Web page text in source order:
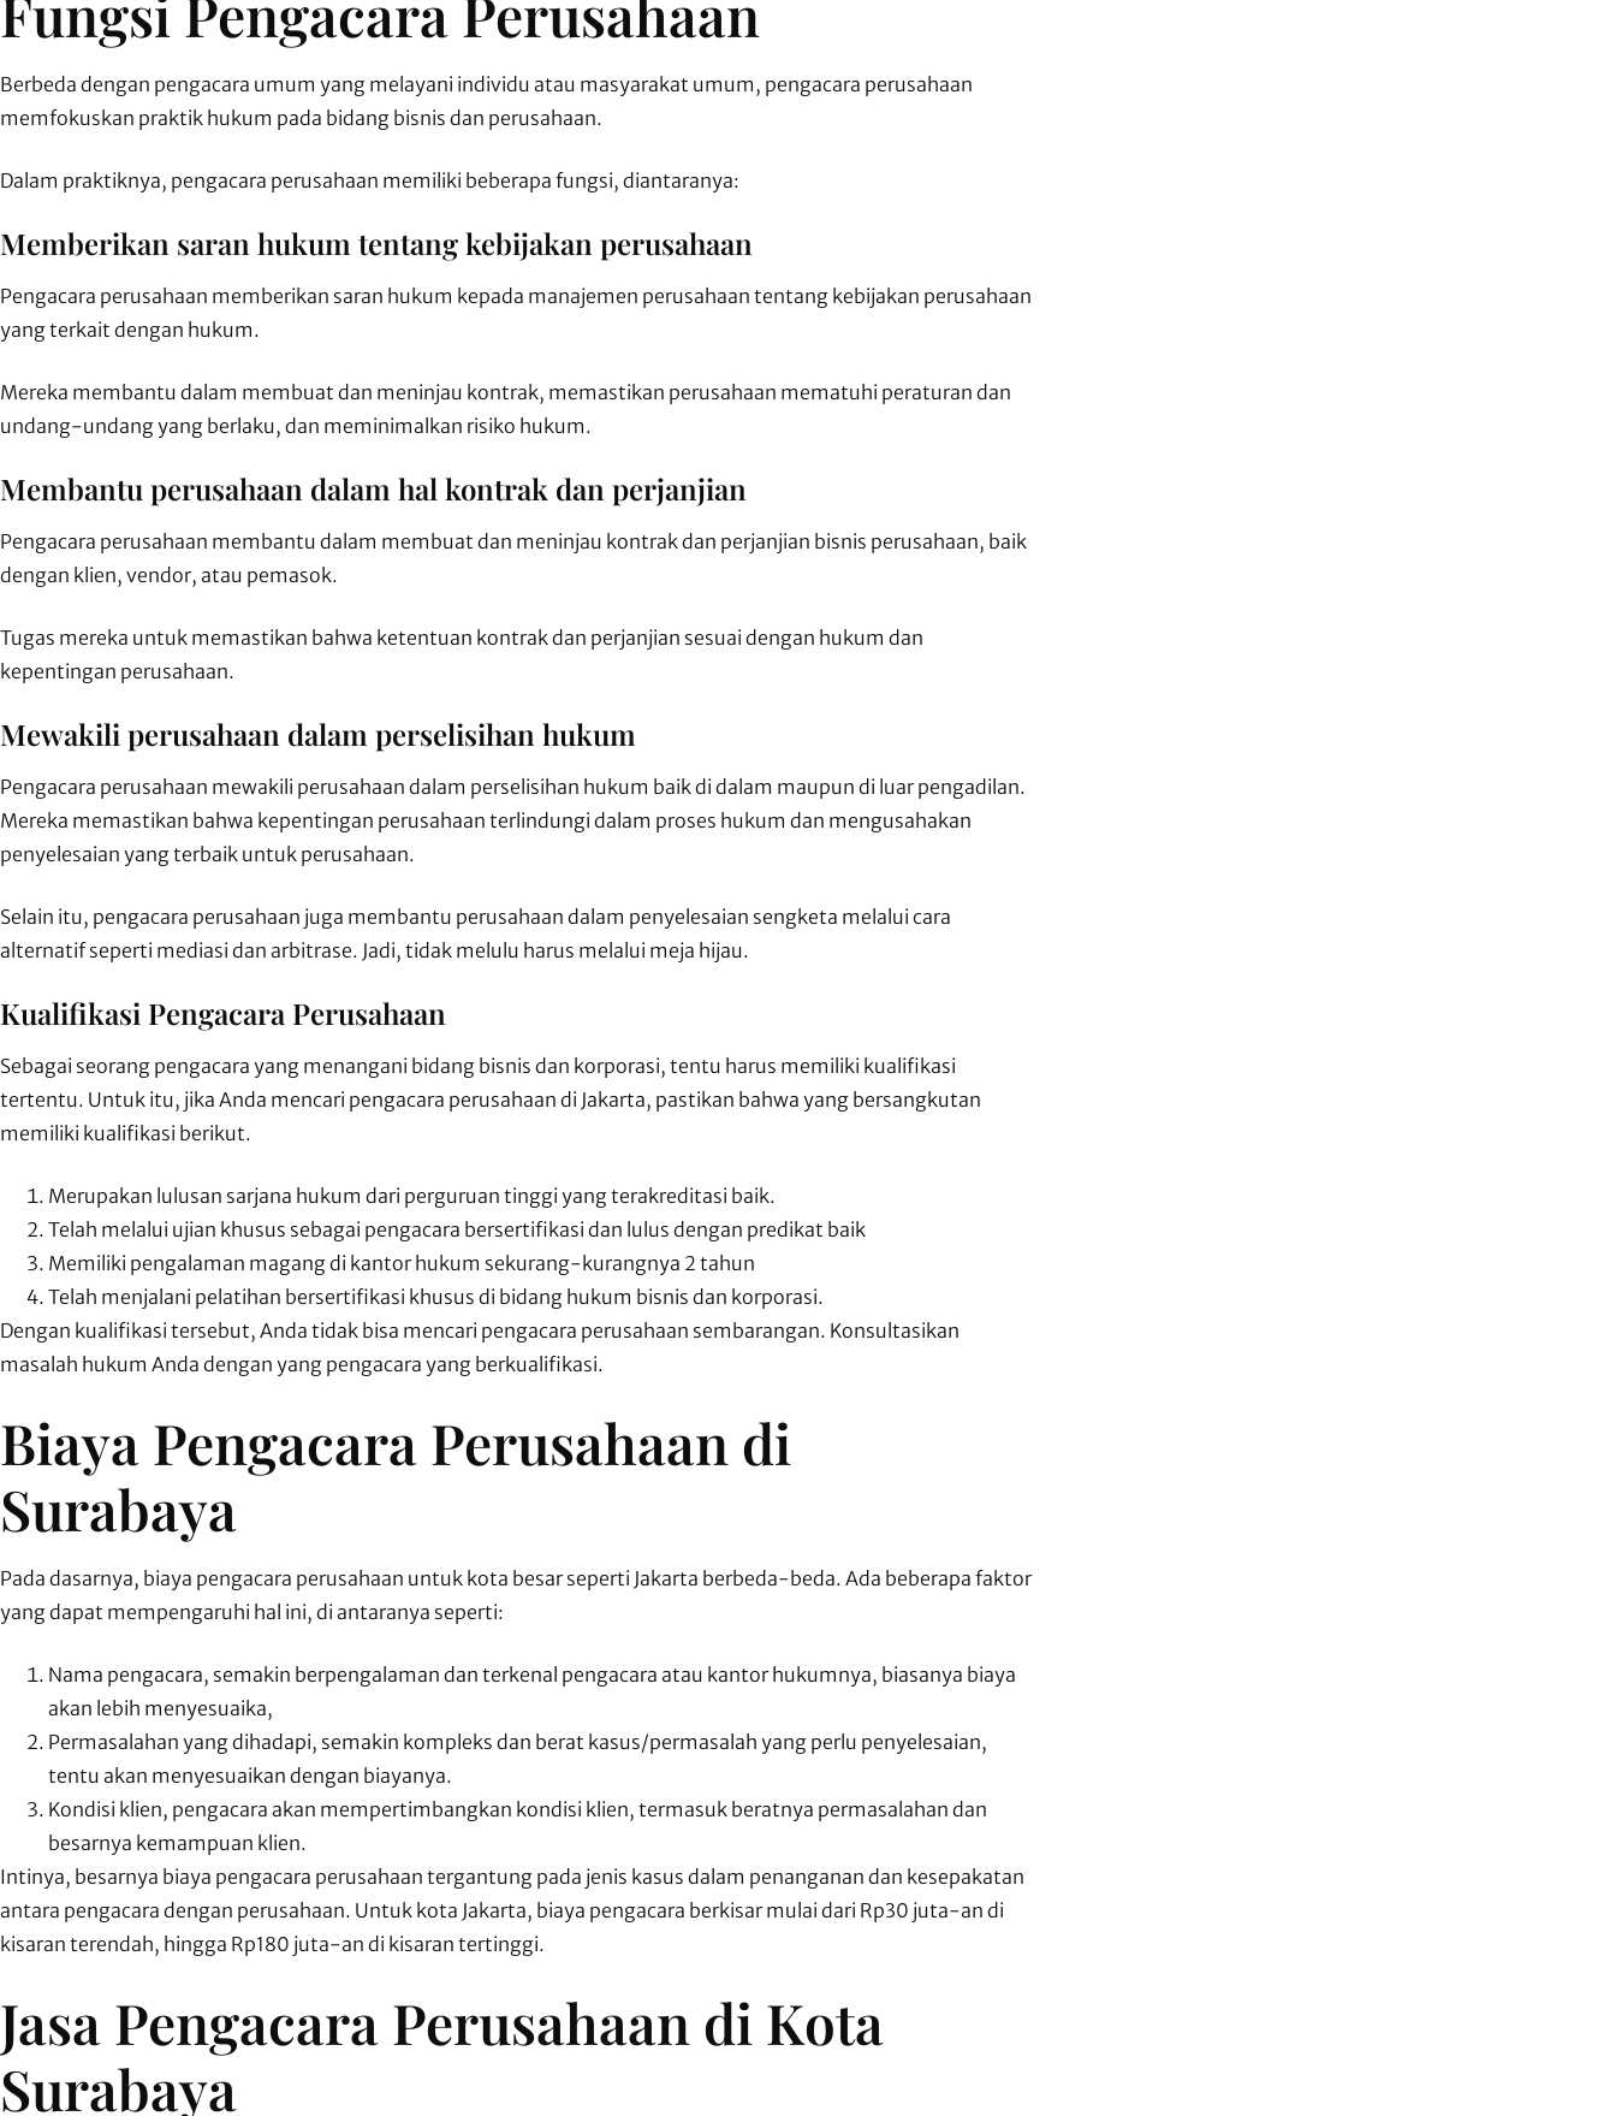
Berbeda dengan pengacara umum yang melayani individu atau masyarakat umum, pengacara perusahaan
memfokuskan praktik hukum pada bidang bisnis dan perusahaan.
Dalam praktiknya, pengacara perusahaan memiliki beberapa fungsi, diantaranya:
Memberikan saran hukum tentang kebijakan perusahaan
Pengacara perusahaan memberikan saran hukum kepada manajemen perusahaan tentang kebijakan perusahaan
yang terkait dengan hukum.
Mereka membantu dalam membuat dan meninjau kontrak, memastikan perusahaan mematuhi peraturan dan
undang-undang yang berlaku, dan meminimalkan risiko hukum.
Membantu perusahaan dalam hal kontrak dan perjanjian
Pengacara perusahaan membantu dalam membuat dan meninjau kontrak dan perjanjian bisnis perusahaan, baik
dengan klien, vendor, atau pemasok.
Tugas mereka untuk memastikan bahwa ketentuan kontrak dan perjanjian sesuai dengan hukum dan
kepentingan perusahaan.
Mewakili perusahaan dalam perselisihan hukum
Pengacara perusahaan mewakili perusahaan dalam perselisihan hukum baik di dalam maupun di luar pengadilan.
Mereka memastikan bahwa kepentingan perusahaan terlindungi dalam proses hukum dan mengusahakan
penyelesaian yang terbaik untuk perusahaan.
Selain itu, pengacara perusahaan juga membantu perusahaan dalam penyelesaian sengketa melalui cara
alternatif seperti mediasi dan arbitrase. Jadi, tidak melulu harus melalui meja hijau.
Kualifikasi Pengacara Perusahaan
Sebagai seorang pengacara yang menangani bidang bisnis dan korporasi, tentu harus memiliki kualifikasi
tertentu. Untuk itu, jika Anda mencari pengacara perusahaan di Jakarta, pastikan bahwa yang bersangkutan
memiliki kualifikasi berikut.
Merupakan lulusan sarjana hukum dari perguruan tinggi yang terakreditasi baik.
Telah melalui ujian khusus sebagai pengacara bersertifikasi dan lulus dengan predikat baik
Memiliki pengalaman magang di kantor hukum sekurang-kurangnya 2 tahun
Telah menjalani pelatihan bersertifikasi khusus di bidang hukum bisnis dan korporasi.
Dengan kualifikasi tersebut, Anda tidak bisa mencari pengacara perusahaan sembarangan. Konsultasikan
masalah hukum Anda dengan yang pengacara yang berkualifikasi.
Biaya Pengacara Perusahaan di
Surabaya
Pada dasarnya, biaya pengacara perusahaan untuk kota besar seperti Jakarta berbeda-beda. Ada beberapa faktor
yang dapat mempengaruhi hal ini, di antaranya seperti:
Nama pengacara, semakin berpengalaman dan terkenal pengacara atau kantor hukumnya, biasanya biaya
akan lebih menyesuaika,
Permasalahan yang dihadapi, semakin kompleks dan berat kasus/permasalah yang perlu penyelesaian,
tentu akan menyesuaikan dengan biayanya.
Kondisi klien, pengacara akan mempertimbangkan kondisi klien, termasuk beratnya permasalahan dan
besarnya kemampuan klien.
Intinya, besarnya biaya pengacara perusahaan tergantung pada jenis kasus dalam penanganan dan kesepakatan
antara pengacara dengan perusahaan. Untuk kota Jakarta, biaya pengacara berkisar mulai dari Rp30 juta-an di
kisaran terendah, hingga Rp180 juta-an di kisaran tertinggi.
Jasa Pengacara Perusahaan di Kota
Surabaya